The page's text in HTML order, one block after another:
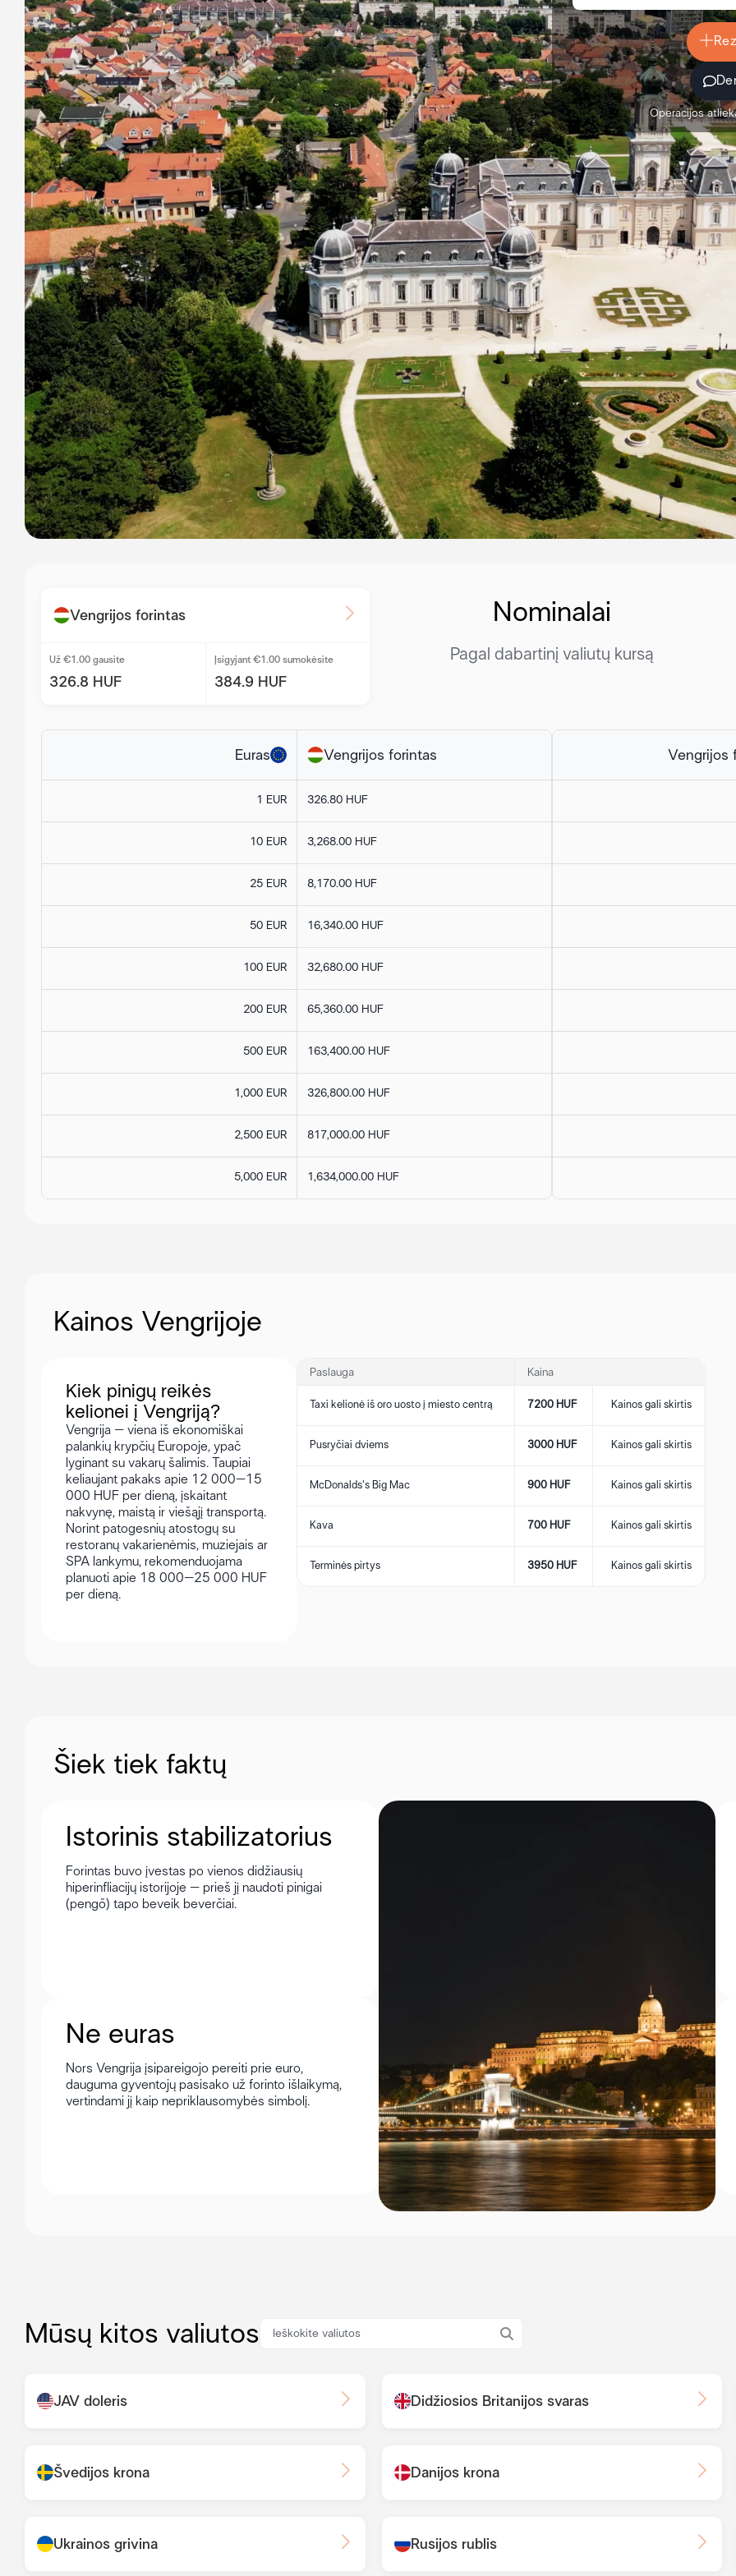
Operacijos
Vengrijos forintas
Už €1.00 gausite
326.8 HUF
Įsigyjant €1.00 sumokėsite
384.9 HUF
Nominalai
Pagal dabartinį valiutų kursą
Euras Vengrijos forintas
1 EUR 326.80 HUF
10 EUR 3,268.00 HUF
25 EUR 8,170.00 HUF
50 EUR 16,340.00 HUF
100 EUR 32,680.00 HUF
200 EUR 65,360.00 HUF
500 EUR 163,400.00 HUF
1,000 EUR 326,800.00 HUF
2,500 EUR 817,000.00 HUF
5,000 EUR 1,634,000.00 HUF
Vengrijos
Kainos Vengrijoje
Kiek pinigų reikės
kelionei į Vengriją?
Vengrija – viena iš ekonomiškai
palankių krypčių Europoje, ypač
lyginant su vakarų šalimis. Taupiai
keliaujant pakaks apie 12 000–15
000 HUF per dieną, įskaitant
nakvynę, maistą ir viešąjį transportą.
Norint patogesnių atostogų su
restoranų vakarienėmis, muziejais ar
SPA lankymu, rekomenduojama
planuoti apie 18 000–25 000 HUF
per dieną.
Paslauga Kaina
Taxi kelionė iš oro uosto į miesto centrą 7200 HUF Kainos gali skirtis
Pusryčiai dviems 3000 HUF Kainos gali skirtis
McDonalds's Big Mac 900 HUF Kainos gali skirtis
Kava 700 HUF Kainos gali skirtis
Terminės pirtys 3950 HUF Kainos gali skirtis
Šiek tiek faktų
Istorinis stabilizatorius
Forintas buvo įvestas po vienos didžiausių
hiperinfliacijų istorijoje – prieš jį naudoti pinigai
(pengő) tapo beveik beverčiai.
Ne euras
Nors Vengrija įsipareigojo pereiti prie euro,
dauguma gyventojų pasisako už forinto išlaikymą,
vertindami jį kaip nepriklausomybės simbolį.
Mūsų kitos valiutos
JAV doleris Didžiosios Britanijos svaras
Švedijos krona Danijos krona
Ukrainos grivina Rusijos rublis